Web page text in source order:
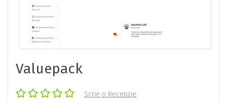
Valuepack
Scrie o Recenzie